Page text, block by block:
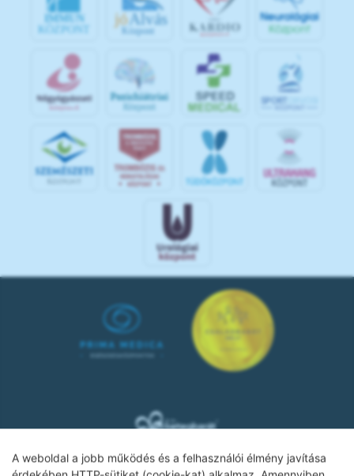
A weboldal a jobb működés és a felhasználói élmény javítása
IMMUN
KÖZPONT
jó Alvás
Központ
SPOR